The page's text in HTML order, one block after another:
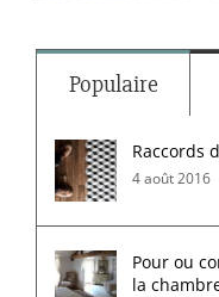
Populaire
Raccords
4 août 2016
Pour ou
la